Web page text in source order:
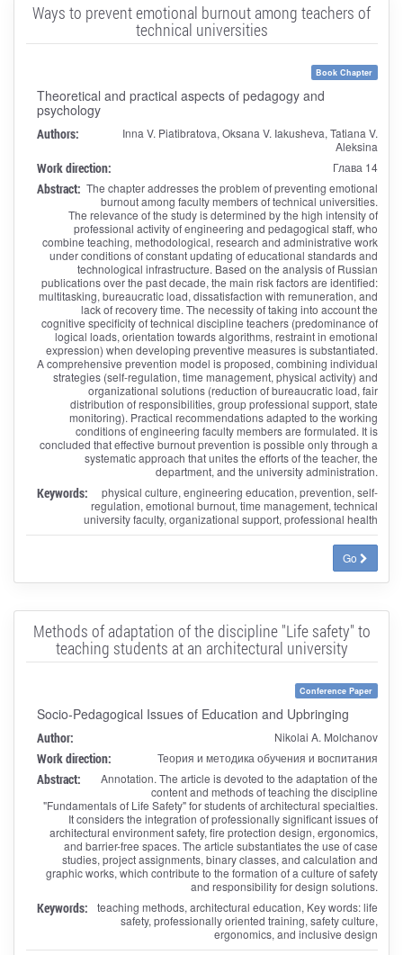
Ways to prevent emotional burnout among teachers of
technical universities
Book Chapter
Theoretical and practical aspects of pedagogy and
psychology
Authors:
Inna V. Piatibratova, Oksana V. Iakusheva, Tatiana V.
Aleksina
Work direction: Глава 14
Abstract: The chapter addresses the problem of preventing emotional
burnout among faculty members of technical universities.
The relevance of the study is determined by the high intensity of
professional activity of engineering and pedagogical staff, who
combine teaching, methodological, research and administrative work
under conditions of constant updating of educational standards and
technological infrastructure. Based on the analysis of Russian
publications over the past decade, the main risk factors are identified:
multitasking, bureaucratic load, dissatisfaction with remuneration, and
lack of recovery time. The necessity of taking into account the
cognitive specificity of technical discipline teachers (predominance of
logical loads, orientation towards algorithms, restraint in emotional
expression) when developing preventive measures is substantiated.
A comprehensive prevention model is proposed, combining individual
strategies (self-regulation, time management, physical activity) and
organizational solutions (reduction of bureaucratic load, fair
distribution of responsibilities, group professional support, state
monitoring). Practical recommendations adapted to the working
conditions of engineering faculty members are formulated. It is
concluded that effective burnout prevention is possible only through a
systematic approach that unites the efforts of the teacher, the
department, and the university administration.
Keywords:
physical culture, engineering education, prevention, self-
regulation, emotional burnout, time management, technical
university faculty, organizational support, professional health
Go
Methods of adaptation of the discipline "Life safety" to
teaching students at an architectural university
Conference Paper
Socio-Pedagogical Issues of Education and Upbringing
Author: Nikolai A. Molchanov
Work direction: Теория и методика обучения и воспитания
Abstract:
Annotation. The article is devoted to the adaptation of the
content and methods of teaching the discipline
"Fundamentals of Life Safety" for students of architectural specialties.
It considers the integration of professionally significant issues of
architectural environment safety, fire protection design, ergonomics,
and barrier-free spaces. The article substantiates the use of case
studies, project assignments, binary classes, and calculation and
graphic works, which contribute to the formation of a culture of safety
and responsibility for design solutions.
Keywords:
teaching methods, architectural education, Key words: life
safety, professionally oriented training, safety culture,
ergonomics, and inclusive design